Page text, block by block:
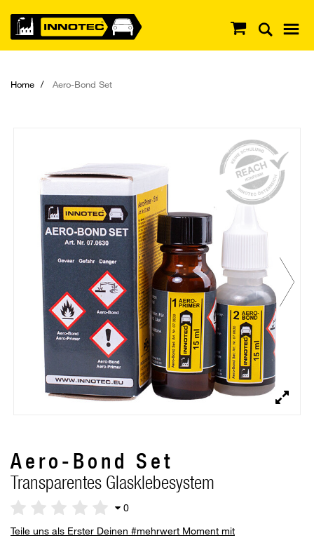
Home Aero-Bond Set
Aero-Bond Set
Transparentes Glasklebesystem
0
Teile uns als Erster Deinen #mehrwert Moment mit